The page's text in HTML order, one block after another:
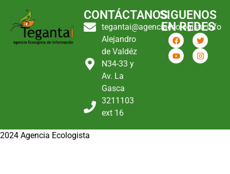
CONTÁCTANOS
tegantai@agenciaecologista.info
Alejandro
de Valdéz
N34-33 y
Av. La
Gasca
3211103
ext 16
SIGUENOS
EN REDES
2024 Agencia Ecologista